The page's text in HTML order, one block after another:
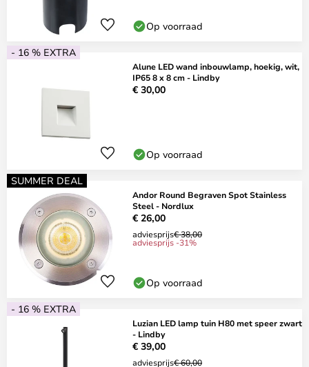
Op voorraad
- 16 % EXTRA
Alune LED wand inbouwlamp, hoekig, wit,
IP65 8 x 8 cm - Lindby
€ 30,00
Op voorraad
SUMMER DEAL
Andor Round Begraven Spot Stainless
Steel - Nordlux
€ 26,00
adviesprijs€ 38,00
adviesprijs -31%
Op voorraad
- 16 % EXTRA
Luzian LED lamp tuin H80 met speer zwart
- Lindby
€ 39,00
adviesprijs€ 60,00